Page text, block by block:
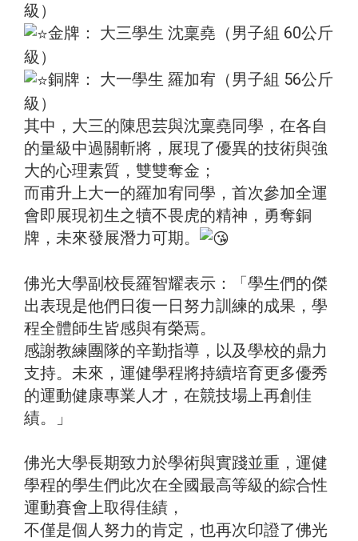
級）
金牌： 大三學生 沈稟堯（男子組 60公斤
級）
銅牌： 大一學生 羅加宥（男子組 56公斤
級）
其中，大三的陳思芸與沈稟堯同學，在各自
的量級中過關斬將，展現了優異的技術與強
大的心理素質，雙雙奪金；
而甫升上大一的羅加宥同學，首次參加全運
會即展現初生之犢不畏虎的精神，勇奪銅
牌，未來發展潛力可期。
佛光大學副校長羅智耀表示：「學生們的傑
出表現是他們日復一日努力訓練的成果，學
程全體師生皆感與有榮焉。
感謝教練團隊的辛勤指導，以及學校的鼎力
支持。未來，運健學程將持續培育更多優秀
的運動健康專業人才，在競技場上再創佳
績。」
佛光大學長期致力於學術與實踐並重，運健
學程的學生們此次在全國最高等級的綜合性
運動賽會上取得佳績，
不僅是個人努力的肯定，也再次印證了佛光